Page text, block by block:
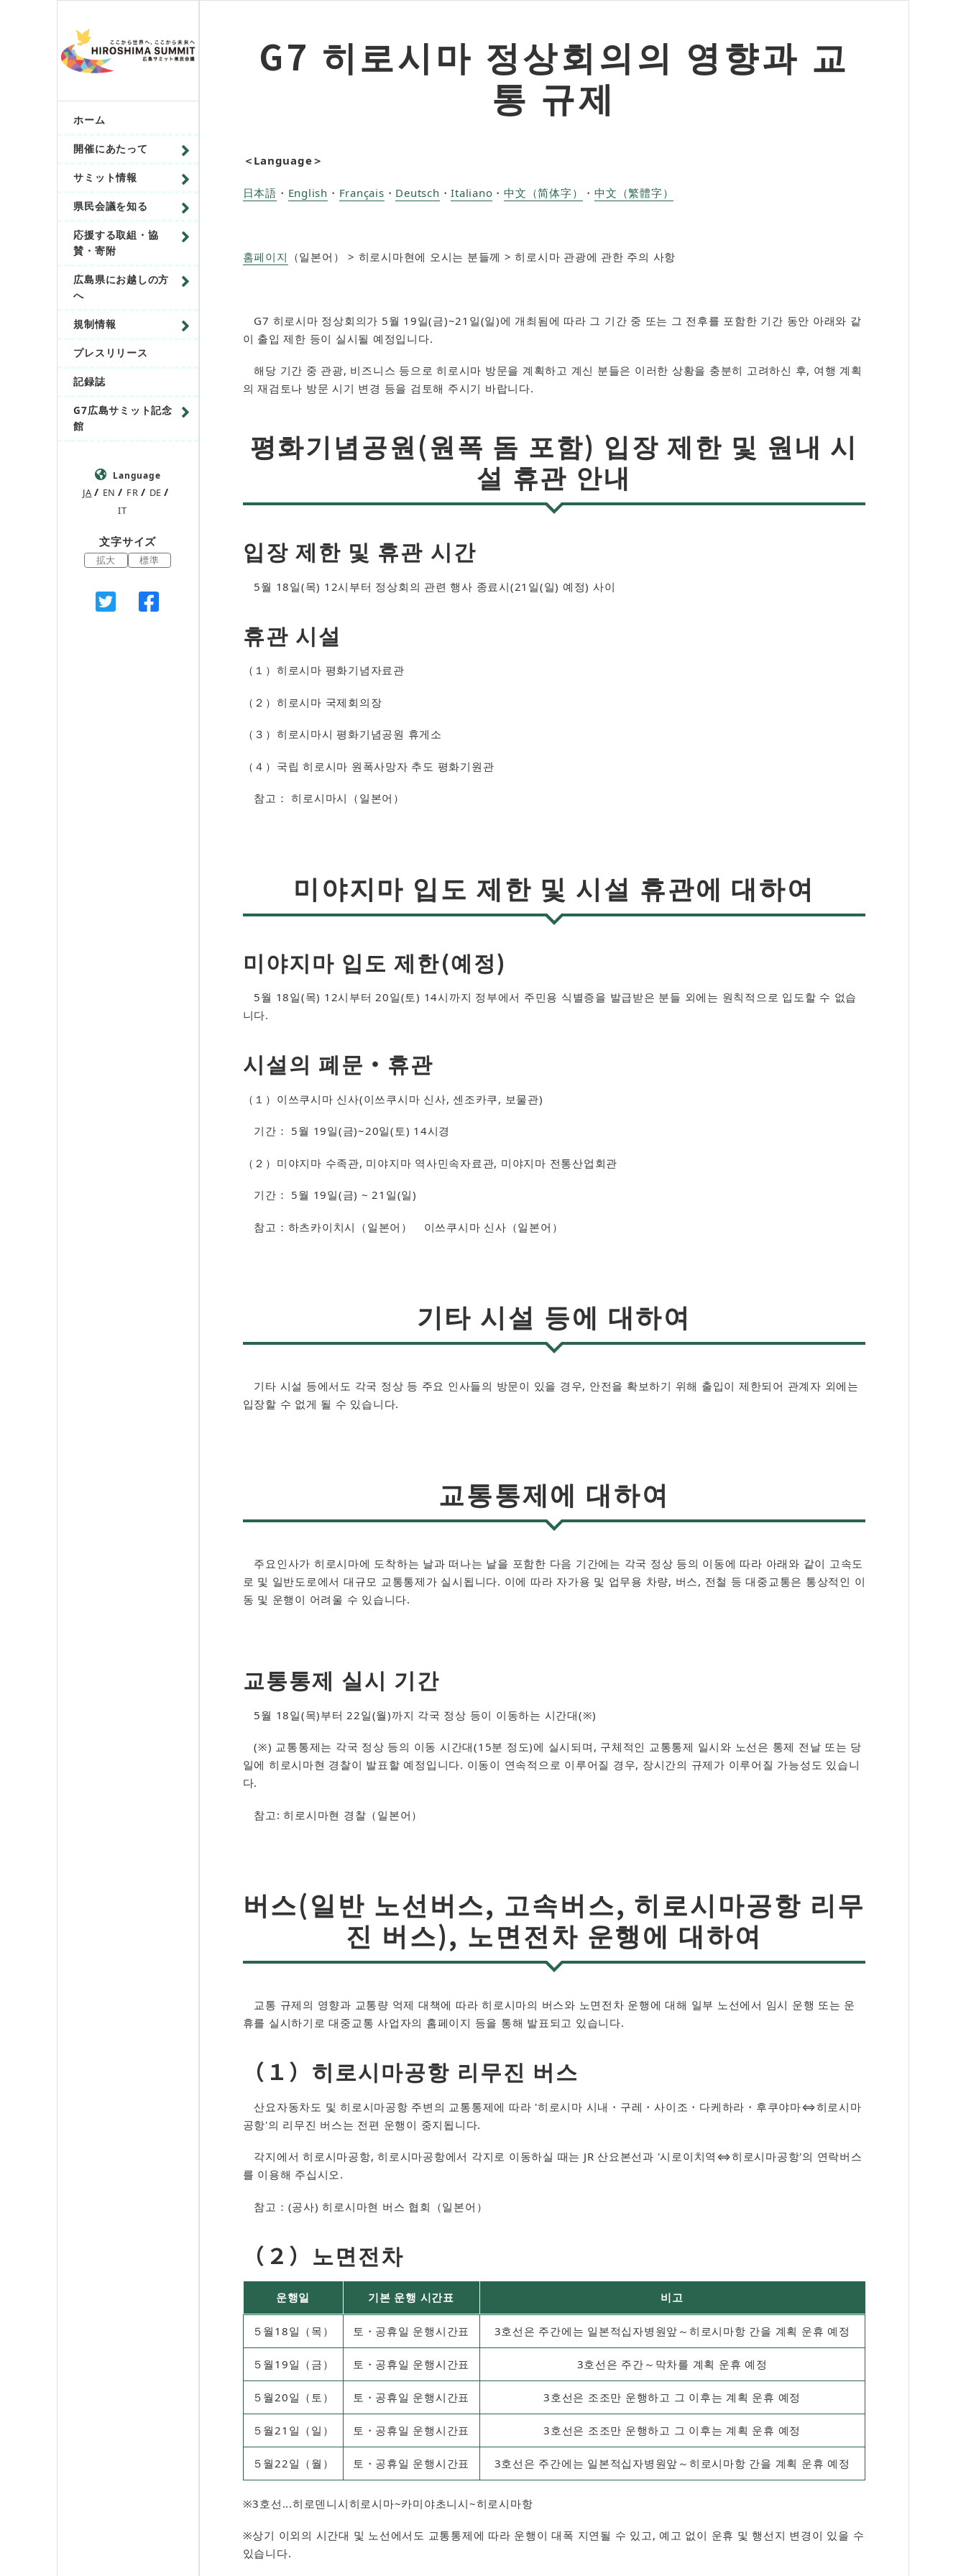
ホーム
開催にあたって
サミット情報
県民会議を知る
応援する取組・協
賛・寄附
広島県にお越しの方
へ
規制情報
プレスリリース
記録誌
G7広島サミット記念
館
Language
JA EN FR
DE
IT
文字サイズ
拡大 標準
G7 히로시마 정상회의의 영향과 교
통 규제
＜Language＞
日本語 ・ English ・ Français ・ Deutsch ・Italiano ・ 中文（简体字） ・ 中文（繁體字）
홈페이지 （일본어）​ > 히로시마현에 오시는 분들께 > 히로시마 관광에 관한 주의 사항​
G7 히로시마 정상회의가 5월 19일(금)~21일(일)에 개최됨에 따라 그 기간 중 또는 그 전후를 포함한 기간 동안 아래와 같
이 출입 제한 등이 실시될 예정입니다.
해당 기간 중 관광, 비즈니스 등으로 히로시마 방문을 계획하고 계신 분들은 이러한 상황을 충분히 고려하신 후, 여행 계획
의 재검토나 방문 시기 변경 등을 검토해 주시기 바랍니다.
평화기념공원(원폭 돔 포함) 입장 제한 및 원내 시
설 휴관 안내
입장 제한 및 휴관 시간
5월 18일(목) 12시부터 정상회의 관련 행사 종료시(21일(일) 예정) 사이
휴관 시설
（１）히로시마 평화기념자료관
（２）히로시마 국제회의장
（３）히로시마시 평화기념공원 휴게소
（４）국립 히로시마 원폭사망자 추도 평화기원관
참고： 히로시마시（일본어）
미야지마 입도 제한 및 시설 휴관에 대하여
미야지마 입도 제한(예정)
5월 18일(목) 12시부터 20일(토) 14시까지 정부에서 주민용 식별증을 발급받은 분들 외에는 원칙적으로 입도할 수 없습
니다.
시설의 폐문・휴관
（１）이쓰쿠시마 신사(이쓰쿠시마 신사, 센조카쿠, 보물관)
기간： 5월 19일(금)~20일(토) 14시경
（２）미야지마 수족관, 미야지마 역사민속자료관, 미야지마 전통산업회관
기간： 5월 19일(금) ~ 21일(일)
참고：하츠카이치시（일본어）​ 이쓰쿠시마 신사（일본어）​
기타 시설 등에 대하여
기타 시설 등에서도 각국 정상 등 주요 인사들의 방문이 있을 경우, 안전을 확보하기 위해 출입이 제한되어 관계자 외에는
입장할 수 없게 될 수 있습니다.
교통통제에 대하여
주요인사가 히로시마에 도착하는 날과 떠나는 날을 포함한 다음 기간에는 각국 정상 등의 이동에 따라 아래와 같이 고속도
로 및 일반도로에서 대규모 교통통제가 실시됩니다. 이에 따라 자가용 및 업무용 차량, 버스, 전철 등 대중교통은 통상적인 이
동 및 운행이 어려울 수 있습니다.
교통통제 실시 기간
5월 18일(목)부터 22일(월)까지 각국 정상 등이 이동하는 시간대(※)
(※) 교통통제는 각국 정상 등의 이동 시간대(15분 정도)에 실시되며, 구체적인 교통통제 일시와 노선은 통제 전날 또는 당
일에 히로시마현 경찰이 발표할 예정입니다. 이동이 연속적으로 이루어질 경우, 장시간의 규제가 이루어질 가능성도 있습니
다.
참고: 히로시마현 경찰（일본어）​​
버스(일반 노선버스, 고속버스, 히로시마공항 리무
진 버스), 노면전차 운행에 대하여
교통 규제의 영향과 교통량 억제 대책에 따라 히로시마의 버스와 노면전차 운행에 대해 일부 노선에서 임시 운행 또는 운
휴를 실시하기로 대중교통 사업자의 홈페이지 등을 통해 발표되고 있습니다.
（１）히로시마공항 리무진 버스
산요자동차도 및 히로시마공항 주변의 교통통제에 따라 '히로시마 시내・구레・사이조・다케하라・후쿠야마⇔히로시마
공항'의 리무진 버스는 전편 운행이 중지됩니다.
각지에서 히로시마공항, 히로시마공항에서 각지로 이동하실 때는 JR 산요본선과 '시로이치역⇔히로시마공항'의 연락버스
를 이용해 주십시오.
참고：(공사) 히로시마현 버스 협회（일본어）​​
（２）노면전차
운행일 기본 운행 시간표 비고
５월18일（목） 토・공휴일 운행시간표 3호선은 주간에는 일본적십자병원앞～히로시마항 간을 계획 운휴 예정
５월19일（금） 토・공휴일 운행시간표 3호선은 주간～막차를 계획 운휴 예정
５월20일（토） 토・공휴일 운행시간표 3호선은 조조만 운행하고 그 이후는 계획 운휴 예정
５월21일（일） 토・공휴일 운행시간표 3호선은 조조만 운행하고 그 이후는 계획 운휴 예정
５월22일（월） 토・공휴일 운행시간표 3호선은 주간에는 일본적십자병원앞～히로시마항 간을 계획 운휴 예정
​※3호선...히로덴니시히로시마~카미야초니시~히로시마항
※상기 이외의 시간대 및 노선에서도 교통통제에 따라 운행이 대폭 지연될 수 있고, 예고 없이 운휴 및 행선지 변경이 있을 수
있습니다.